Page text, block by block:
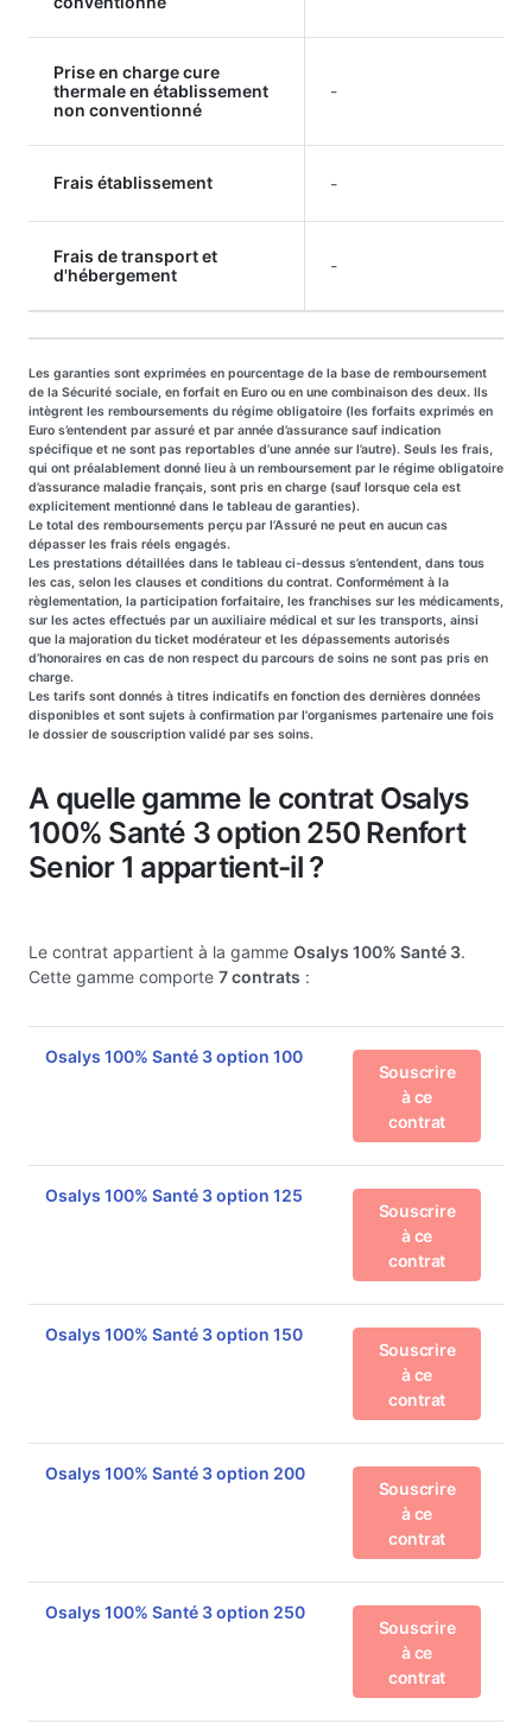
Prise en charge cure
thermale en établissement
non conventionné
-
Frais établissement -
Frais de transport et
d'hébergement
-
Les garanties sont exprimées en pourcentage de la base de remboursement
de la Sécurité sociale, en forfait en Euro ou en une combinaison des deux. Ils
intègrent les remboursements du régime obligatoire (les forfaits exprimés en
Euro s’entendent par assuré et par année d’assurance sauf indication
spécifique et ne sont pas reportables d’une année sur l’autre). Seuls les frais,
qui ont préalablement donné lieu à un remboursement par le régime obligatoire
d’assurance maladie français, sont pris en charge (sauf lorsque cela est
explicitement mentionné dans le tableau de garanties).
Le total des remboursements perçu par l’Assuré ne peut en aucun cas
dépasser les frais réels engagés.
Les prestations détaillées dans le tableau ci-dessus s’entendent, dans tous
les cas, selon les clauses et conditions du contrat. Conformément à la
règlementation, la participation forfaitaire, les franchises sur les médicaments,
sur les actes effectués par un auxiliaire médical et sur les transports, ainsi
que la majoration du ticket modérateur et les dépassements autorisés
d’honoraires en cas de non respect du parcours de soins ne sont pas pris en
charge.
Les tarifs sont donnés à titres indicatifs en fonction des dernières données
disponibles et sont sujets à confirmation par l'organismes partenaire une fois
le dossier de souscription validé par ses soins.
A quelle gamme le contrat Osalys
100% Santé 3 option 250 Renfort
Senior 1 appartient-il ?
Le contrat appartient à la gamme Osalys 100% Santé 3.
Cette gamme comporte 7 contrats :
Osalys 100% Santé 3 option 100
Souscrire
à ce
contrat
Osalys 100% Santé 3 option 125
Souscrire
à ce
contrat
Osalys 100% Santé 3 option 150
Souscrire
à ce
contrat
Osalys 100% Santé 3 option 200
Souscrire
à ce
contrat
Osalys 100% Santé 3 option 250
Souscrire
à ce
contrat